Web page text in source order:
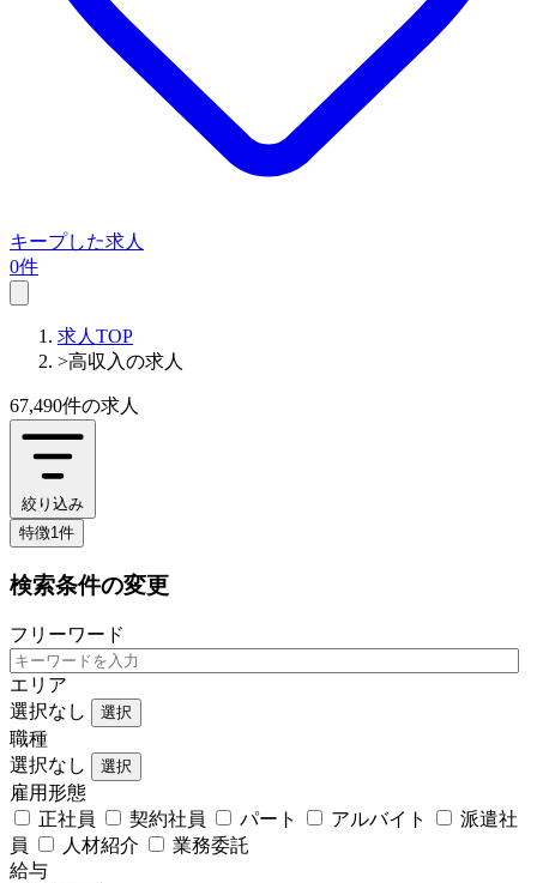
キープした求人
0件
求人TOP
>高収入の求人
67,490件の求人
絞り込み
特徴1件
検索条件の変更
フリーワード
エリア
選択なし
選択
職種
選択なし
選択
雇用形態
正社員
契約社員 パート アルバイト
派遣社
員
人材紹介
業務委託
給与